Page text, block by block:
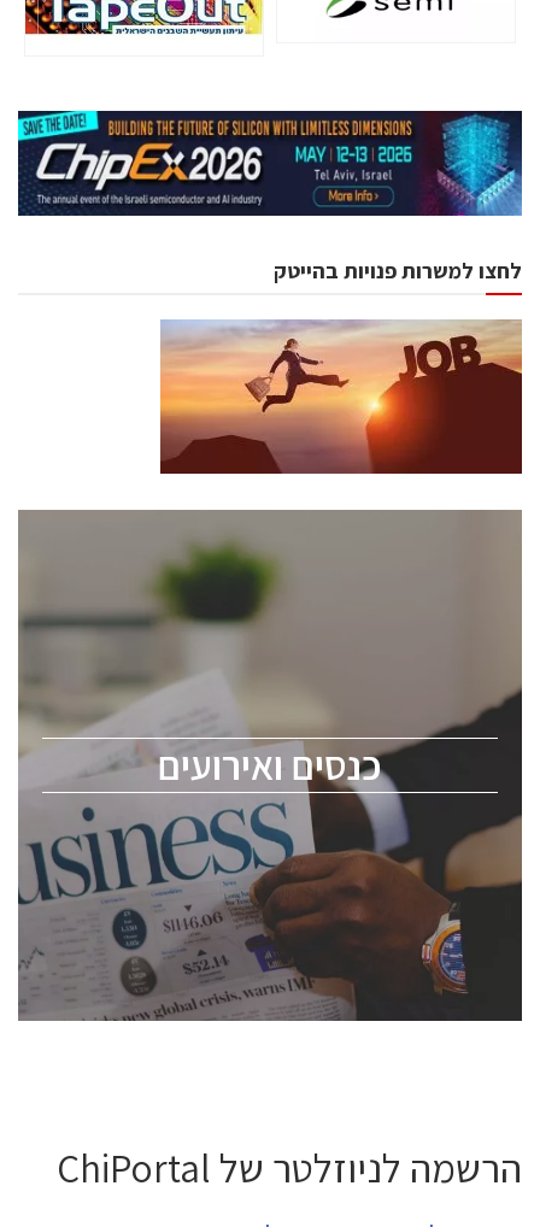
לחצו למשרות פנויות בהייטק
כנסים ואירועים
כנסים ואירועים
לכל העוסקים בתעשיית הסמיקונדקטור כולל מהנדסים,
מומחים מקצועיים ובכירים.
ChipEx2026 will be held on May 12-13, 2026. The
conference is intended for everyone involved in the
semiconductor industry, including engineers,
professional experts, and senior executives.
לחץ לפרטים
הרשמה לניוזלטר של ChiPortal